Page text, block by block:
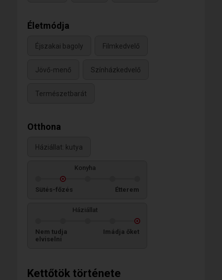
Kettőtök története
Életmódja
Éjszakai bagoly Filmkedvelő
Jövő-menő Színházkedvelő
Természetbarát
Otthona
Háziállat: kutya
Konyha
Sütés-főzés Étterem
Háziállat
Nem tudja
elviselni
Imádja őket